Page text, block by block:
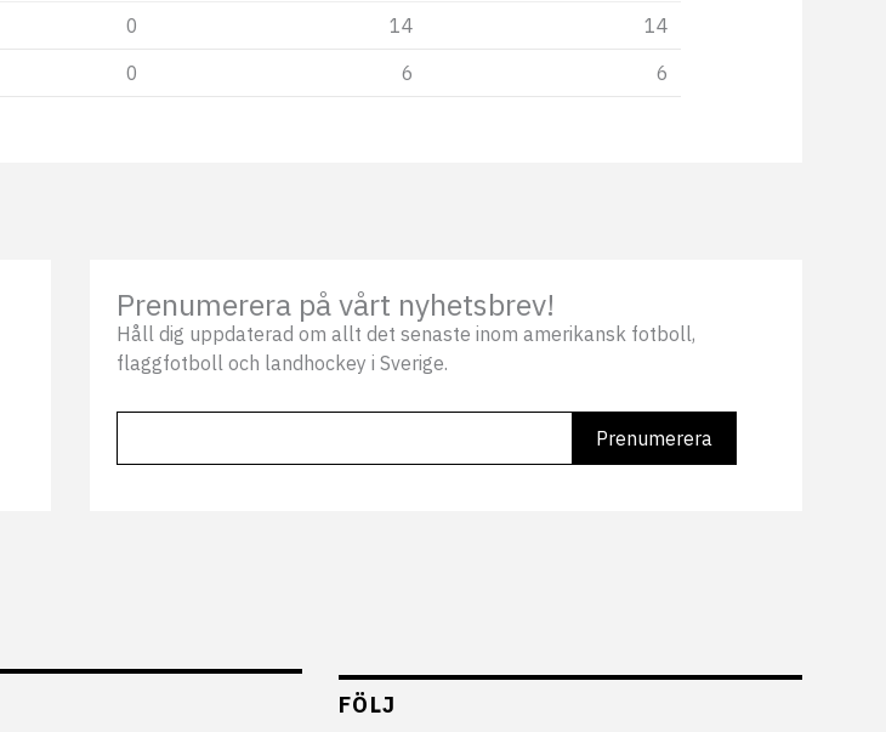
0 14
14
0 6 6
Prenumerera på vårt nyhetsbrev!
Håll dig uppdaterad om allt det senaste inom amerikansk fotboll,
flaggfotboll och landhockey i Sverige.
FÖLJ